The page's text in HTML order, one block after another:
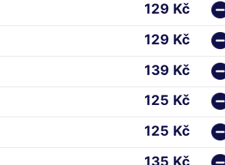
129 Kč
129 Kč
139 Kč
125 Kč
125 Kč
135 Kč